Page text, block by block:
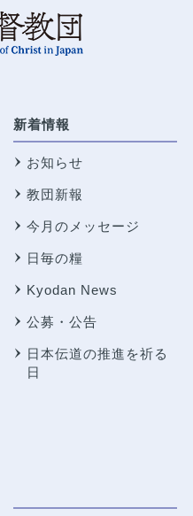
新着情報
お知らせ
教団新報
今月のメッセージ
日毎の糧
Kyodan News
公募・公告
日本伝道の推進を祈る
日